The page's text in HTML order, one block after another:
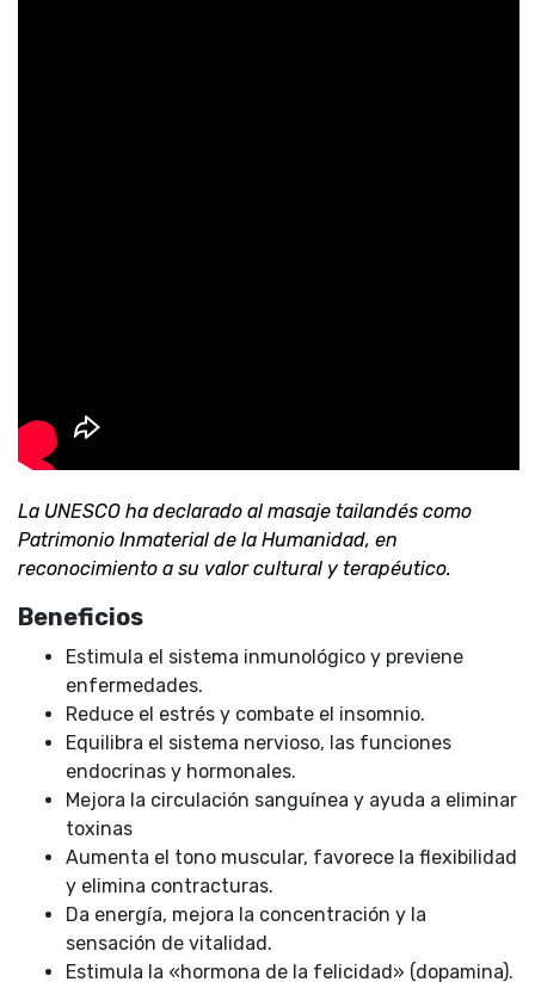
La UNESCO ha declarado al masaje tailandés como
Patrimonio Inmaterial de la Humanidad, en
reconocimiento a su valor cultural y terapéutico.
Beneficios
Estimula el sistema inmunológico y previene
enfermedades.
Reduce el estrés y combate el insomnio.
Equilibra el sistema nervioso, las funciones
endocrinas y hormonales.
Mejora la circulación sanguínea y ayuda a eliminar
toxinas
Aumenta el tono muscular, favorece la flexibilidad
y elimina contracturas.
Da energía, mejora la concentración y la
sensación de vitalidad.
Estimula la «hormona de la felicidad» (dopamina).